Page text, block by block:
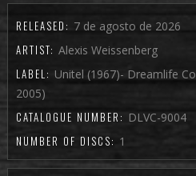
RELEASED: 7 de agosto de 2026
ARTIST: Alexis Weissenberg
LABEL: Unitel (1967)- Dreamlife
2005)
CATALOGUE NUMBER: DLVC-9004
NUMBER OF DISCS: 1